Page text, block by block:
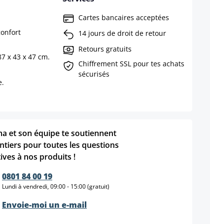
x 43 x 47 cm.
Cartes bancaires acceptées
14 jours de droit de retour
Retours gratuits
Chiffrement SSL pour tes achats
sécurisés
et son équipe te soutiennent
pour toutes les questions
à nos produits !
0801 84 00 19
Lundi à vendredi, 09:00 - 15:00 (gratuit)
Envoie-moi un e-mail